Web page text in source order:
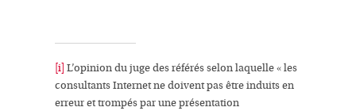
[i] L’opinion du juge des référés selon laquelle« les
consultants Internet ne doivent pas être induits en
erreur et trompés par une présentation